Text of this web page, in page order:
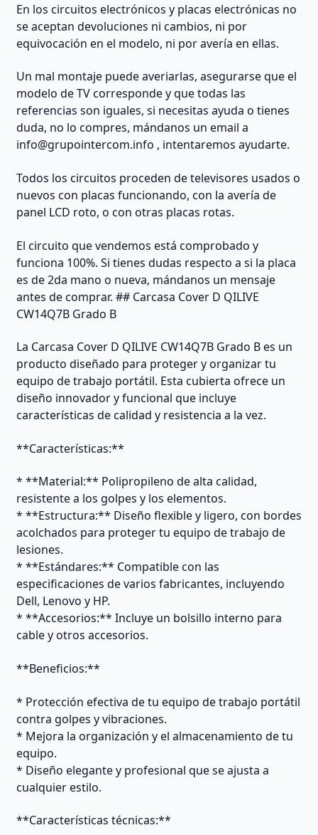
En los circuitos electrónicos y placas electrónicas no
se aceptan devoluciones ni cambios, ni por
equivocación en el modelo, ni por avería en ellas.
Un mal montaje puede averiarlas, asegurarse que el
modelo de TV corresponde y que todas las
referencias son iguales, si necesitas ayuda o tienes
duda, no lo compres, mándanos un email a
info@grupointercom.info , intentaremos ayudarte.
Todos los circuitos proceden de televisores usados o
nuevos con placas funcionando, con la avería de
panel LCD roto, o con otras placas rotas.
El circuito que vendemos está comprobado y
funciona 100%. Si tienes dudas respecto a si la placa
es de 2da mano o nueva, mándanos un mensaje
antes de comprar. ## Carcasa Cover D QILIVE
CW14Q7B Grado B
La Carcasa Cover D QILIVE CW14Q7B Grado B es un
producto diseñado para proteger y organizar tu
equipo de trabajo portátil. Esta cubierta ofrece un
diseño innovador y funcional que incluye
características de calidad y resistencia a la vez.
**Características:**
* **Material:** Polipropileno de alta calidad,
resistente a los golpes y los elementos.
* **Estructura:** Diseño flexible y ligero, con bordes
acolchados para proteger tu equipo de trabajo de
lesiones.
* **Estándares:** Compatible con las
especificaciones de varios fabricantes, incluyendo
Dell, Lenovo y HP.
* **Accesorios:** Incluye un bolsillo interno para
cable y otros accesorios.
**Beneficios:**
* Protección efectiva de tu equipo de trabajo portátil
contra golpes y vibraciones.
* Mejora la organización y el almacenamiento de tu
equipo.
* Diseño elegante y profesional que se ajusta a
cualquier estilo.
**Características técnicas:**